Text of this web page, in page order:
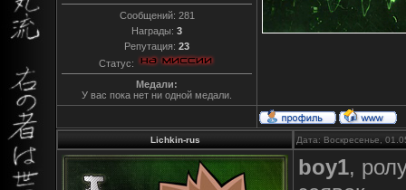
Сообщений: 281
Награды: 3
Репутация: 23
Статус:
Медали:
У вас пока нет ни одной медали.
Lichkin-rus Дата: Воскресенье,
boy1,